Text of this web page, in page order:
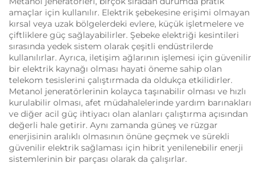
amaçlar için kullanılır. Elektrik şebekesine erişimi olmayan
kırsal veya uzak bölgelerdeki evlere, küçük işletmelere ve
çiftliklere güç sağlayabilirler. Şebeke elektriği kesintileri
sırasında yedek sistem olarak çeşitli endüstrilerde
kullanılırlar. Ayrıca, iletişim ağlarının işlemesi için güvenilir
bir elektrik kaynağı olması hayati öneme sahip olan
telekom tesislerini çalıştırmada da oldukça etkilidirler.
Metanol jeneratörlerinin kolayca taşınabilir olması ve hızlı
kurulabilir olması, afet müdahalelerinde yardım barınakları
ve diğer acil güç ihtiyacı olan alanları çalıştırma açısından
değerli hale getirir. Aynı zamanda güneş ve rüzgar
enerjisinin aralıklı olmasının önüne geçmek ve sürekli
güvenilir elektrik sağlaması için hibrit yenilenebilir enerji
sistemlerinin bir parçası olarak da çalışırlar.